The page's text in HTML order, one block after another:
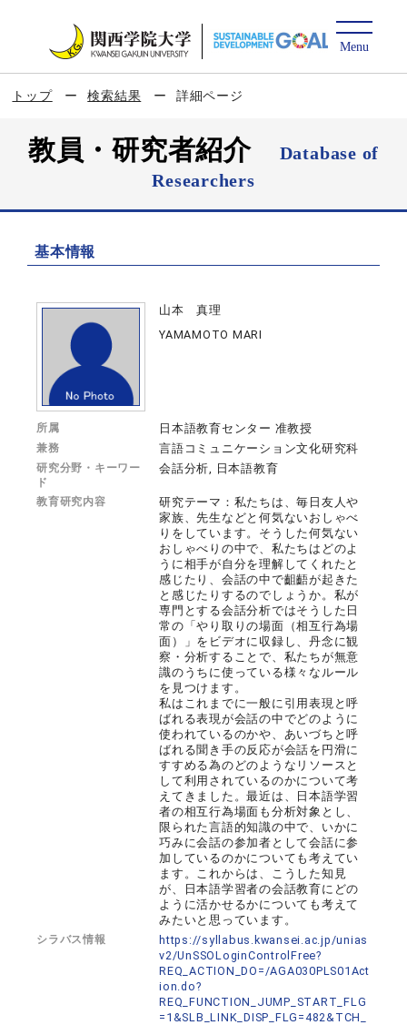
トップ 検索結果 詳細ページ
教員・研究者紹介
Database of
Researchers
基本情報
山本 真理
YAMAMOTO MARI
所属 日本語教育センター 准教授
兼務 言語コミュニケーション文化研究科
研究分野・キーワー
ド
会話分析, 日本語教育
教育研究内容
研究テーマ：私たちは、毎日友人や
家族、先生などと何気ないおしゃべ
りをしています。そうした何気ない
おしゃべりの中で、私たちはどのよ
うに相手が自分を理解してくれたと
感じたり、会話の中で齟齬が起きた
と感じたりするのでしょうか。私が
専門とする会話分析ではそうした日
常の「やり取りの場面（相互行為場
面）」をビデオに収録し、丹念に観
察・分析することで、私たちが無意
識のうちに使っている様々なルール
を見つけます。
私はこれまでに一般に引用表現と呼
ばれる表現が会話の中でどのように
使われているのかや、あいづちと呼
ばれる聞き手の反応が会話を円滑に
すすめる為のどのようなリソースと
して利用されているのかについて考
えてきました。最近は、日本語学習
者の相互行為場面も分析対象とし、
限られた言語的知識の中で、いかに
巧みに会話の参加者として会話に参
加しているのかについても考えてい
ます。これからは、こうした知見
が、日本語学習者の会話教育にどの
ように活かせるかについても考えて
みたいと思っています。
シラバス情報
https://syllabus.kwansei.ac.jp/unias
v2/UnSSOLoginControlFree?
REQ_ACTION_DO=/AGA030PLS01Act
ion.do?
REQ_FUNCTION_JUMP_START_FLG
=1&SLB_LINK_DISP_FLG=482&TCH_